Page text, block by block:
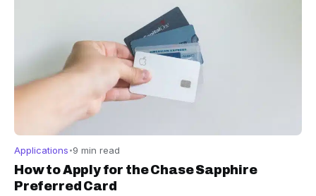
Applications 9 min read
How to Apply for the Chase Sapphire
Preferred Card